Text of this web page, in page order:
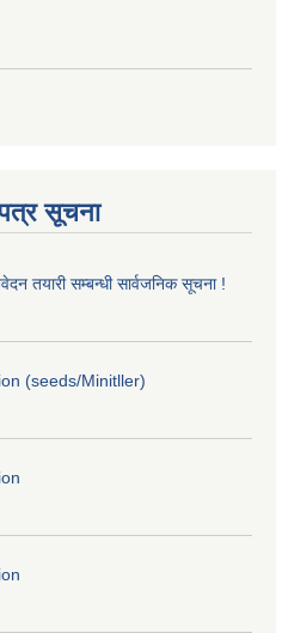
सूचना
तयारी सम्बन्धी सार्वजनिक सूचना !
(seeds/Minitller)